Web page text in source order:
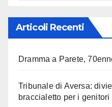
Articoli Recenti
Dramma a Parete,
Tribunale di Aversa:
braccialetto per i